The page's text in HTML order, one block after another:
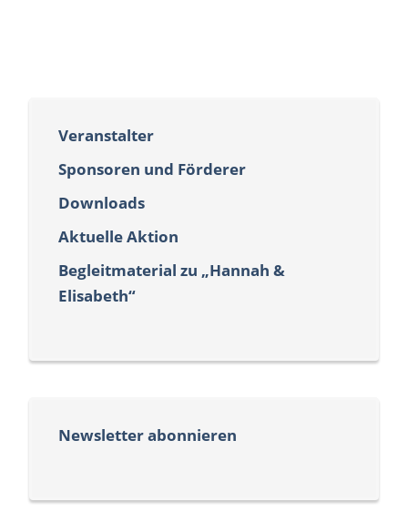
Veranstalter
Sponsoren und Förderer
Downloads
Aktuelle Aktion
Begleitmaterial zu „Hannah &
Elisabeth“
Newsletter abonnieren